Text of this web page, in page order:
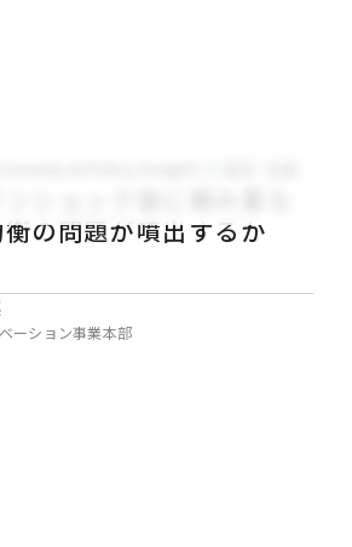
& Policy Insight
ショック後に積み重な
の問題が噴出するか
ーション事業本部